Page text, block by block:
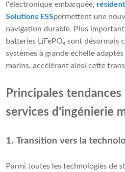
l'électronique embarquée,
Solutions ESSpermettent une
navigation durable. Plus
batteries LiFePO₄ sont désormais
systèmes à grande échelle
marins, accélérant ainsi cette
Principales
services d'ingénierie
1. Transition vers la
Parmi toutes les technologies de